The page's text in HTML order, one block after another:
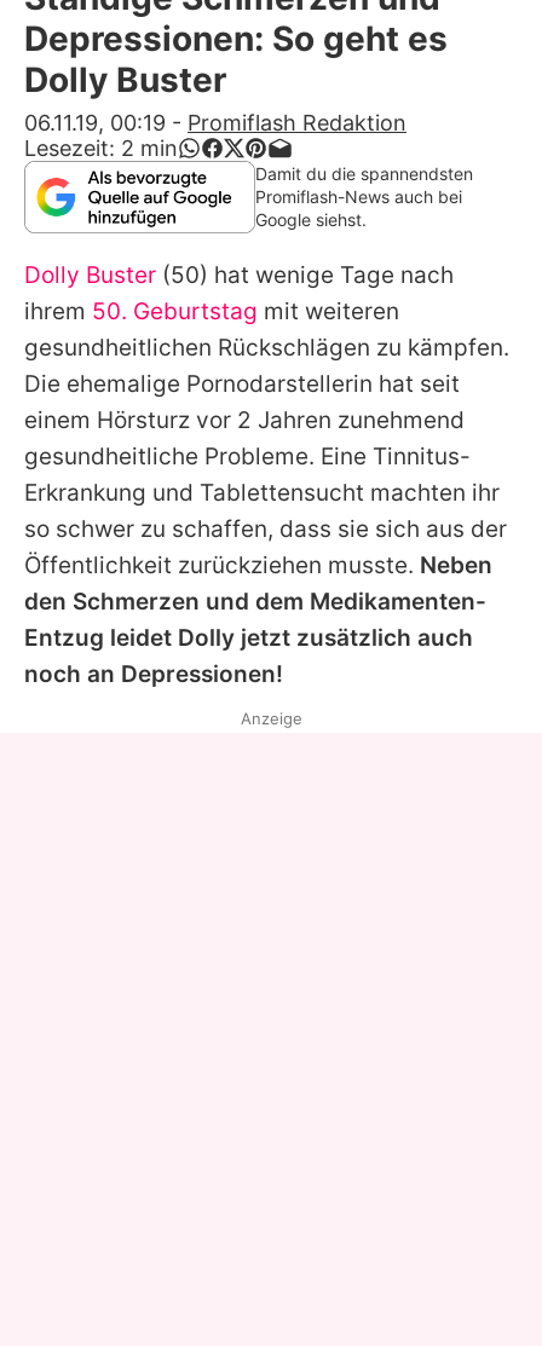
Alle Themen auf Promiflash
App runterladen
Team
Redaktionelle Richtlinien
Impressum
Datenschutzerklärung
Nutzungsbedingungen
Utiq verwalten
Depressionen: So geht es
Dolly Buster
06.11.19, 00:19 - Promiflash Redaktion
Lesezeit: 2 min
Damit du die spannendsten
Promiflash-News auch bei
Google siehst.
Dolly Buster (50) hat wenige Tage nach
ihrem 50. Geburtstag mit weiteren
gesundheitlichen Rückschlägen zu kämpfen.
Die ehemalige Pornodarstellerin hat seit
einem Hörsturz vor 2 Jahren zunehmend
gesundheitliche Probleme. Eine Tinnitus-
Erkrankung und Tablettensucht machten ihr
so schwer zu schaffen, dass sie sich aus der
Öffentlichkeit zurückziehen musste. Neben
den Schmerzen und dem Medikamenten-
Entzug leidet Dolly jetzt zusätzlich auch
noch an Depressionen!
Anzeige